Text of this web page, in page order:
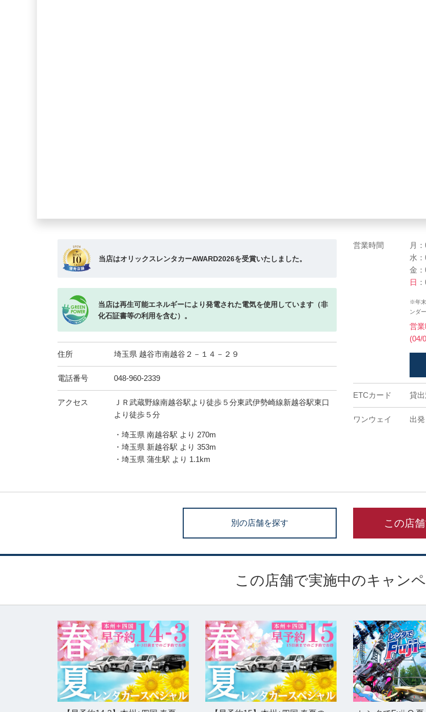
当店はオリックスレンタカーAWARD2026を受賞いたしました。
当店は再生可能エネルギーにより発電された電気を使用しています（非
化石証書等の利用を含む）。
住所 埼玉県 越谷市南越谷２－１４－２９
電話番号 048-960-2339
アクセス
ＪＲ武蔵野線南越谷駅より徒歩５分東武伊勢崎線新越谷駅東口
より徒歩５分
・埼玉県 南越谷駅 より 270m
・埼玉県 新越谷駅 より 353m
・埼玉県 蒲生駅 より 1.1km
営業時間 月
水
金
日
※年末
ンダ
営業
(04/
ETCカード 貸
ワンウェイ 出
別の店舗を探す この店
この店舗で実施中のキャン